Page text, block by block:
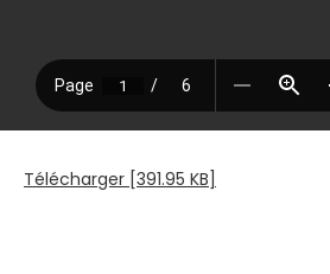
Télécharger [391.95 KB]